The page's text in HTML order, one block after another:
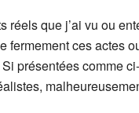
réels que j’ai vu ou
ces actes
présentées comme